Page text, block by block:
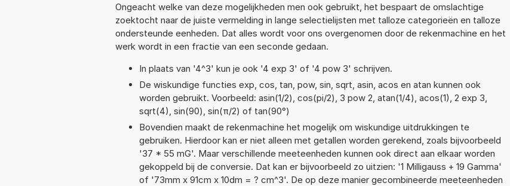
Ongeacht welke van deze mogelijkheden men ook gebruikt, het bespaart de omslachtige
zoektocht naar de juiste vermelding in lange selectielijsten met talloze categorieën en talloze
ondersteunde eenheden. Dat alles wordt voor ons overgenomen door de rekenmachine en het
werk wordt in een fractie van een seconde gedaan.
In plaats van '4^3' kun je ook '4 exp 3' of '4 pow 3' schrijven.
De wiskundige functies exp, cos, tan, pow, sin, sqrt, asin, acos en atan kunnen ook
worden gebruikt. Voorbeeld: asin(1/2), cos(pi/2), 3 pow 2, atan(1/4), acos(1), 2 exp 3,
sqrt(4), sin(90), sin(π/2) of tan(90°)
Bovendien maakt de rekenmachine het mogelijk om wiskundige uitdrukkingen te
gebruiken. Hierdoor kan er niet alleen met getallen worden gerekend, zoals bijvoorbeeld
'37 * 55 mG'. Maar verschillende meeteenheden kunnen ook direct aan elkaar worden
gekoppeld bij de conversie. Dat kan er bijvoorbeeld zo uitzien: '1 Milligauss + 19 Gamma'
of '73mm x 91cm x 10dm = ? cm^3'. De op deze manier gecombineerde meeteenheden